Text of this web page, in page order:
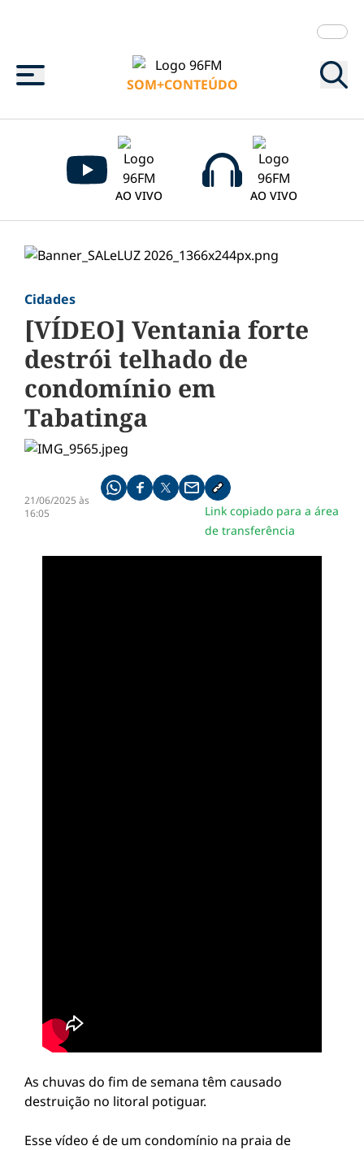
Menu
SOM+CONTEÚDO
AO VIVO AO VIVO
Cidades
[VÍDEO] Ventania forte
destrói telhado de
condomínio em
Tabatinga
21/06/2025 às
16:05
Compartilhe pelo whatsapp
Compartilhar no facebook
Compartilhar no twitter
Compartilhe pelo email
Copiar link da notícia
Link copiado para a área
de transferência
As chuvas do fim de semana têm causado
destruição no litoral potiguar.
Esse vídeo é de um condomínio na praia de